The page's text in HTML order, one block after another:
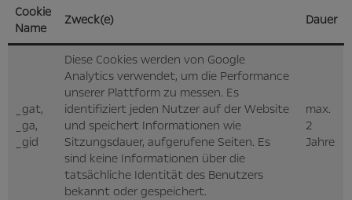
Cookie
Name
Zweck(e) Dauer
_gat,
_ga,
_gid
Diese Cookies werden von Google
Analytics verwendet, um die Performance
unserer Plattform zu messen. Es
identifiziert jeden Nutzer auf der Website
und speichert Informationen wie
Sitzungsdauer, aufgerufene Seiten. Es
sind keine Informationen über die
tatsächliche Identität des Benutzers
bekannt oder gespeichert.
max.
2
Jahre